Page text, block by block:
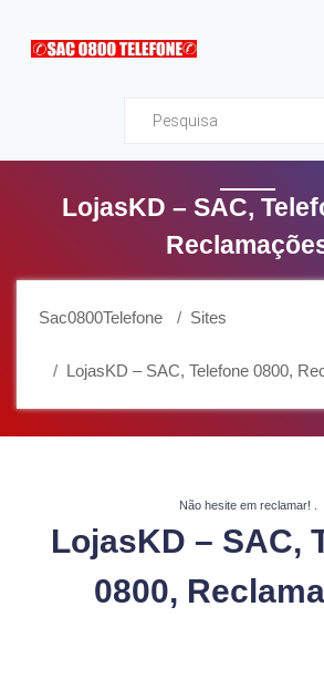
LojasKD – SAC,
Sac0800Telefone Sites
LojasKD – SAC, Telefone 0800,
Não hesite em reclamar!
LojasKD – SAC,
0800,